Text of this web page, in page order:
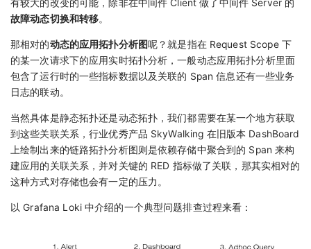
有较大的改变的可能，除非在中间件 Client 做了中间件 Server 的
故障动态切换和转移。
那相对的动态的应用拓扑分析图呢？就是指在 Request Scope 下
的某一次请求下的应用实时拓扑分析，一般动态应用拓扑分析里面
包含了运行时的一些指标数据以及关联的 Span 信息还有一些业务
日志的联动。
当然具体是静态拓扑还是动态拓扑，我们都需要在某一个地方获取
到这些关联关系，行业优秀产品 SkyWalking 在旧版本 DashBoard
上绘制出来的链路拓扑分析图则是依赖存储中聚合到的 Span 来构
建应用的关联关系，并对关键的 RED 指标做了关联，那其实相对的
这种方式对存储也会有一定的压力。
以 Grafana Loki 中介绍的一个典型问题排查过程来看：